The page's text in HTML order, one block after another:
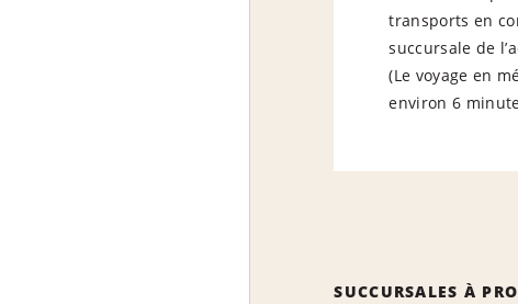
transports en
succursale de
(Le voyage en
environ 6
SUCCURSALES À